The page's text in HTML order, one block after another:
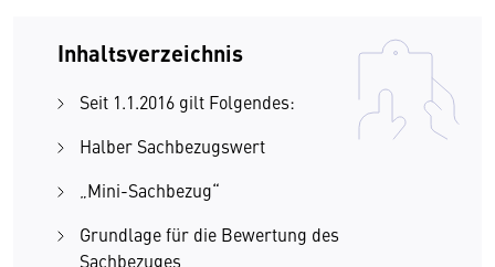
Inhaltsverzeichnis
Seit 1.1.2016 gilt Folgendes:
Halber Sachbezugswert
„Mini-Sachbezug“
Grundlage für die Bewertung des
Sachbezuges